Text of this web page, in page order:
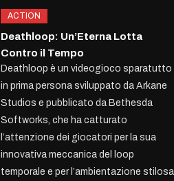
ACTION
Deathloop: Un’Eterna Lotta
Contro il Tempo
Deathloop è un videogioco sparatutto
in prima persona sviluppato da Arkane
Studios e pubblicato da Bethesda
Softworks, che ha catturato
l’attenzione dei giocatori per la sua
innovativa meccanica del loop
temporale e per l’ambientazione stilosa